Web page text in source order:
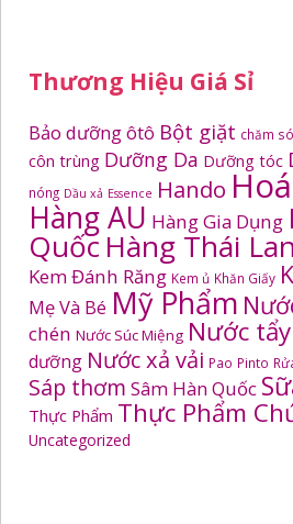
Thương Hiệu Giá Sỉ
Bảo dưỡng ôtô Bột giặt chăm
côn trùng Dưỡng Da Dưỡng tóc
nóng Dầu xả Essence Hando
Hàng AU Hàng Gia Dụng
Quốc Hàng Thái Lan
Kem Đánh Răng Kem ủ Khăn Giấy
Mẹ Và Bé Mỹ Phẩm
chén Nước Súc Miệng Nước tẩy
dưỡng Nước xả vải Pao Pinto
Sáp thơm Sâm Hàn Quốc
Thực Phẩm Thực Phẩm
Uncategorized